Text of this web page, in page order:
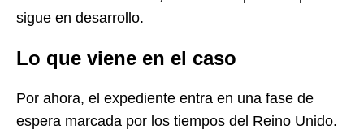
sigue en desarrollo.
Lo que viene en el caso
Por ahora, el expediente entra en una fase de
espera marcada por los tiempos del Reino Unido.